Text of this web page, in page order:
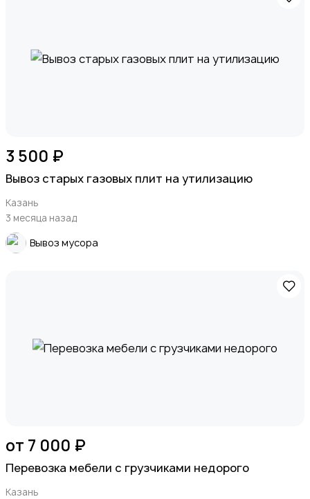
3 500 ₽
Вывоз старых газовых плит на утилизацию
Казань
3 месяца назад
Вывоз мусора
от 7 000 ₽
Перевозка мебели с грузчиками недорого
Казань